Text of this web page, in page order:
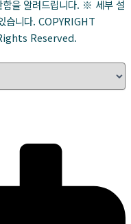
함을 알려드립니다. ※ 세부 설
습니다. COPYRIGHT
Reserved.